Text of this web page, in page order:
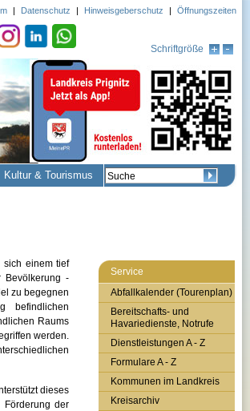
sich einem tief
Bevölkerung -
zu begegnen
befindlichen
Raums
werden.
dieses
Förderung der
Service
Abfallkalender (Tourenplan)
Bereitschafts- und
Havariedienste, Notrufe
Dienstleistungen A - Z
Formulare A - Z
Kommunen im Landkreis
Kreisarchiv
Schriftgröße
| Datenschutz | Hinweisgeberschutz | Öffnungszeiten
Kultur & Tourismus